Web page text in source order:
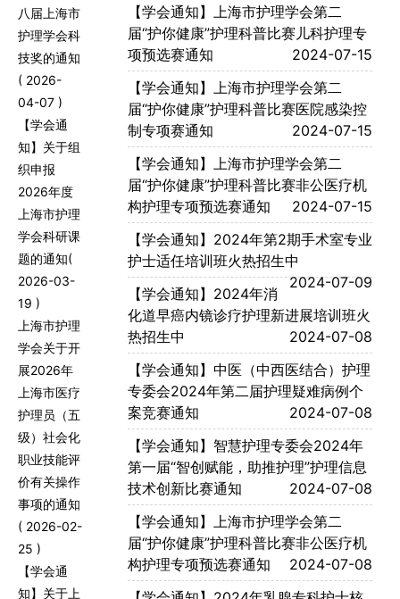
八届上海市
护理学会科
技奖的通知
( 2026-
04-07 )
【学会通
知】关于组
织申报
2026年度
上海市护理
学会科研课
题的通知(
2026-03-
19 )
上海市护理
学会关于开
展2026年
上海市医疗
护理员（五
级）社会化
职业技能评
价有关操作
事项的通知
( 2026-02-
25 )
【学会通
知】关于上
【学会通知】上海市护理学会第二
届“护你健康”护理科普比赛儿科护理专
项预选赛通知
2024-07-15
【学会通知】上海市护理学会第二
届“护你健康”护理科普比赛医院感染控
制专项赛通知
2024-07-15
【学会通知】上海市护理学会第二
届“护你健康”护理科普比赛非公医疗机
构护理专项预选赛通知
2024-07-15
【学会通知】2024年第2期手术室专业
护士适任培训班火热招生中
2024-07-09
【学会通知】2024年消
化道早癌内镜诊疗护理新进展培训班火
热招生中
2024-07-08
【学会通知】中医（中西医结合）护理
专委会2024年第二届护理疑难病例个
案竞赛通知
2024-07-08
【学会通知】智慧护理专委会2024年
第一届“智创赋能，助推护理”护理信息
技术创新比赛通知
2024-07-08
【学会通知】上海市护理学会第二
届“护你健康”护理科普比赛非公医疗机
构护理专项预选赛通知
2024-07-08